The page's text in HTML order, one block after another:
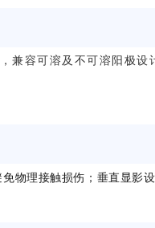
兼容可溶及不可溶阳极
物理接触损伤；垂直显影